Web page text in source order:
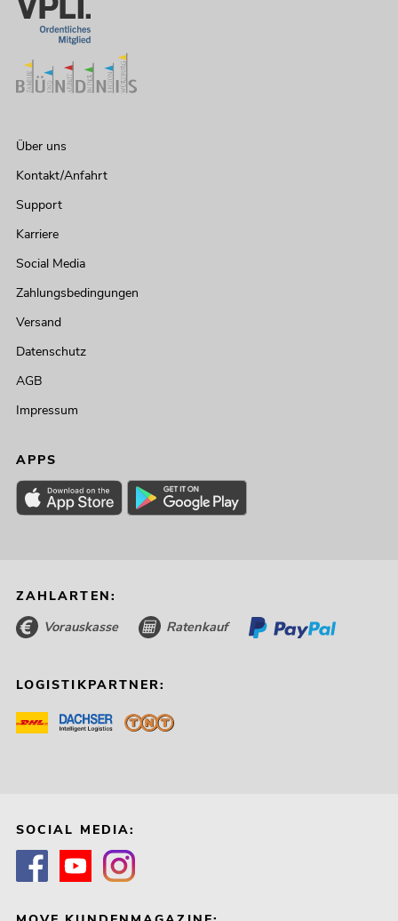
Über uns
Kontakt/Anfahrt
Support
Karriere
Social Media
Zahlungsbedingungen
Versand
Datenschutz
AGB
Impressum
APPS
ZAHLARTEN:
Vorauskasse Ratenkauf
LOGISTIKPARTNER:
SOCIAL MEDIA: